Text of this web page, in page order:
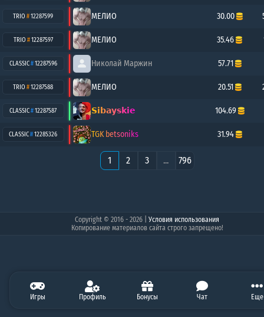
3.64 0.00 50.00
Игры Профиль Бонусы Чат Еще
TRIO #12287599 МЕЛИО 30.00
TRIO #12287597 МЕЛИО 35.46
CLASSIC#12287596 Николай Маржин 57.71
TRIO #12287588 МЕЛИО 20.51
CLASSIC#12287587 𝗦𝗶𝗯𝗮𝘆𝘀𝗸𝗶𝗲 104.69
CLASSIC#12285326 TGK betsoniks 31.94
1 2 3 ... 796
Copyright © 2016 - 2026 |Условия использования
Копирование материалов сайта строго запрещено!